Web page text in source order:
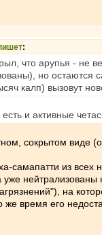
:
что арупья - не
но остаются
калп) вызовут
и активные
сокрытом виде
самапатти из
нейтрализованы
на
же время его